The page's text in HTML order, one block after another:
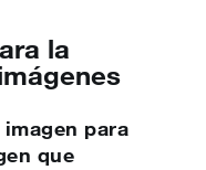
la
para
que